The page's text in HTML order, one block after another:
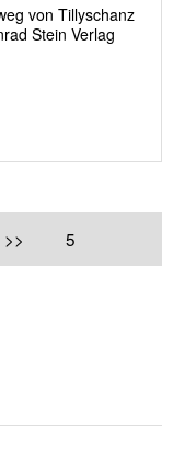
von Tillyschanz
Stein Verlag
5